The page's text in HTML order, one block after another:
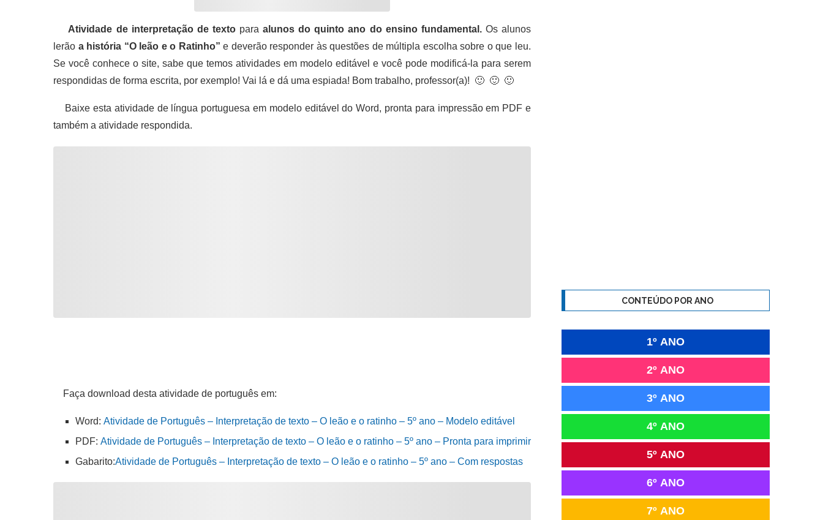
Atividade de interpretação de texto paraalunos do quinto ano do ensino fundamental.Os alunos
lerão a história “O leão e o Ratinho” e deverão responder às questões de múltipla escolha sobre o que leu.
Se você conhece o site, sabe que temos atividades em modelo editável e você pode modificá-la para serem
respondidas de forma escrita, por exemplo! Vai lá e dá uma espiada! Bom trabalho, professor(a)! 🙂 🙂 🙂
Baixe esta atividade de língua portuguesa em modelo editável do Word, pronta para impressão em PDF e
também a atividade respondida.
Faça download desta atividade de português em:
Word: Atividade de Português – Interpretação de texto – O leão e o ratinho – 5º ano – Modelo editável
PDF: Atividade de Português – Interpretação de texto – O leão e o ratinho – 5º ano – Pronta para imprimir
Gabarito:Atividade de Português – Interpretação de texto – O leão e o ratinho – 5º ano – Com respostas
CONTEÚDO POR ANO
1º ANO
2º ANO
3º ANO
4º ANO
5º ANO
6º ANO
7º ANO